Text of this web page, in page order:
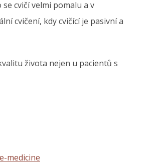
cvičí velmi pomalu a v
cvičení, kdy cvičící je pasivní a
života nejen u pacientů s
medicine